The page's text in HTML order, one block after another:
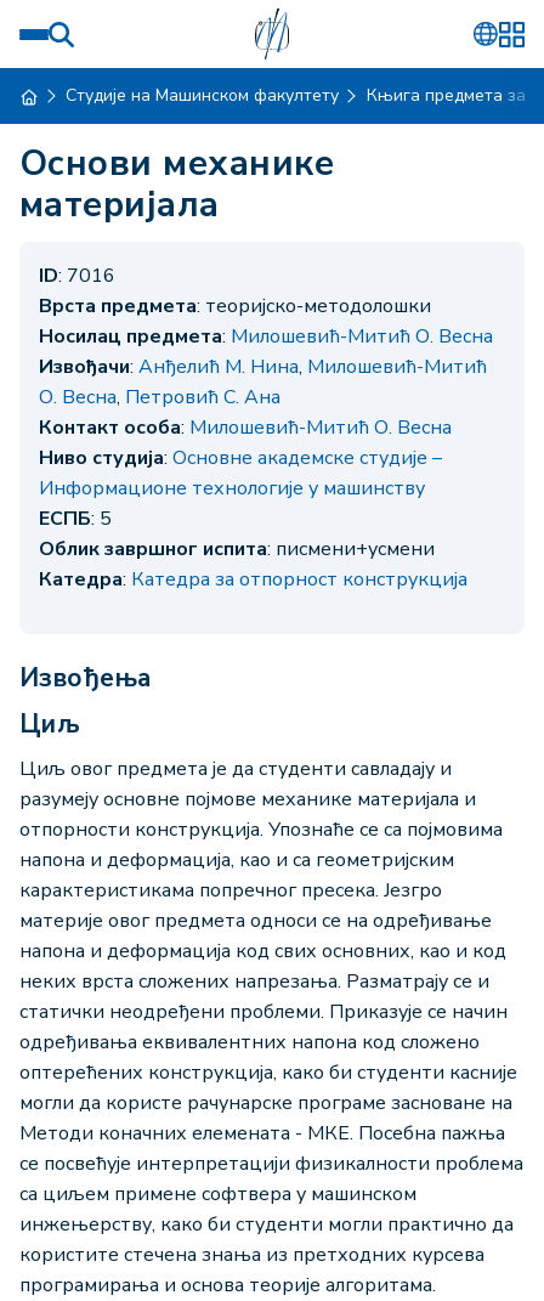
Студије на Машинском факултету Књига предмета за
Основи механике
материјала
ID: 7016
Врста предмета: теоријско-методолошки
Носилац предмета: Милошевић-Митић О. Весна
Извођачи: Анђелић М. Нина, Милошевић-Митић
О. Весна, Петровић С. Ана
Контакт особа: Милошевић-Митић О. Весна
Ниво студија: Основне академске студије –
Информационе технологије у машинству
ЕСПБ: 5
Облик завршног испита: писмени+усмени
Катедра: Катедра за отпорност конструкција
Извођења
Циљ
Циљ овог предмета је да студенти савладају и
разумеју основне појмове механике материјала и
отпорности конструкција. Упознаће се са појмовима
напона и деформација, као и са геометријским
карактеристикама попречног пресека. Језгро
материје овог предмета односи се на одређивање
напона и деформација код свих основних, као и код
неких врста сложених напрезања. Разматрају се и
статички неодређени проблеми. Приказује се начин
одређивања еквивалентних напона код сложено
оптерећених конструкција, како би студенти касније
могли да користе рачунарске програме засноване на
Методи коначних елемената - МКЕ. Посебна пажња
се посвећује интерпретацији физикалности проблема
са циљем примене софтвера у машинском
инжењерству, како би студенти могли практично да
користите стечена знања из претходних курсева
програмирања и основа теорије алгоритама.